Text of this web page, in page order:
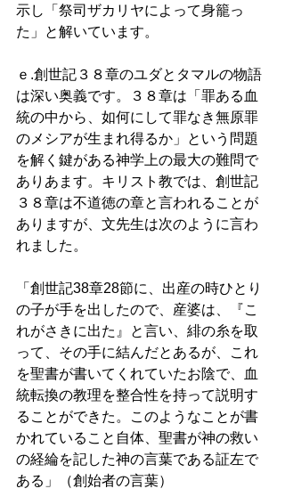
示し「祭司ザカリヤによって身籠っ
た」と解いています。
ｅ.創世記３８章のユダとタマルの物語
は深い奥義です。３８章は「罪ある血
統の中から、如何にして罪なき無原罪
のメシアが生まれ得るか」という問題
を解く鍵がある神学上の最大の難問で
ありあます。キリスト教では、創世記
３８章は不道徳の章と言われることが
ありますが、文先生は次のように言わ
れました。
「創世記38章28節に、出産の時ひとり
の子が手を出したので、産婆は、『こ
れがさきに出た』と言い、緋の糸を取
って、その手に結んだとあるが、これ
を聖書が書いてくれていたお陰で、血
統転換の教理を整合性を持って説明す
ることができた。このようなことが書
かれていること自体、聖書が神の救い
の経綸を記した神の言葉である証左で
ある」（創始者の言葉）